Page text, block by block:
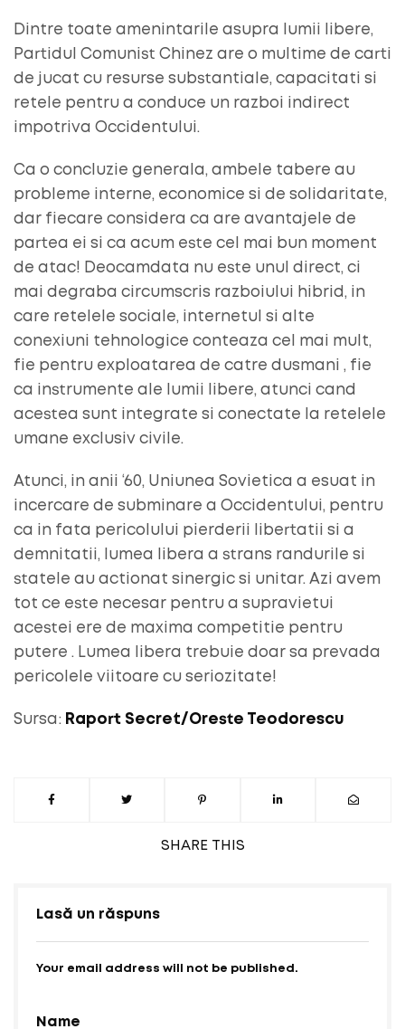
SHARE THIS
Dintre toate amenintarile asupra lumii libere,
Partidul Comunist Chinez are o multime de carti
de jucat cu resurse substantiale, capacitati si
retele pentru a conduce un razboi indirect
impotriva Occidentului.
Ca o concluzie generala, ambele tabere au
probleme interne, economice si de solidaritate,
dar fiecare considera ca are avantajele de
partea ei si ca acum este cel mai bun moment
de atac! Deocamdata nu este unul direct, ci
mai degraba circumscris razboiului hibrid, in
care retelele sociale, internetul si alte
conexiuni tehnologice conteaza cel mai mult,
fie pentru exploatarea de catre dusmani , fie
ca instrumente ale lumii libere, atunci cand
acestea sunt integrate si conectate la retelele
umane exclusiv civile.
Atunci, in anii ‘60, Uniunea Sovietica a esuat in
incercare de subminare a Occidentului, pentru
ca in fata pericolului pierderii libertatii si a
demnitatii, lumea libera a strans randurile si
statele au actionat sinergic si unitar. Azi avem
tot ce este necesar pentru a supravietui
acestei ere de maxima competitie pentru
putere . Lumea libera trebuie doar sa prevada
pericolele viitoare cu seriozitate!
Sursa: Raport Secret/Oreste Teodorescu
Lasă un răspuns
Your email address will not be published.
Name